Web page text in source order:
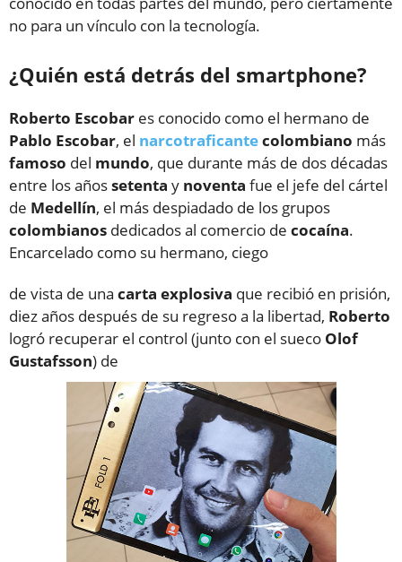
no para un vínculo con la tecnología.
¿Quién está detrás del smartphone?
Roberto Escobar es conocido como el hermano de
Pablo Escobar, el narcotraficantecolombiano más
famoso del mundo, que durante más de dos décadas
entre los añossetenta y noventa fue el jefe del cártel
de Medellín, el más despiadado de los grupos
colombianos dedicados al comercio de cocaína.
Encarcelado como su hermano, ciego
de vista de una carta explosiva que recibió en prisión,
diez años después de su regreso a la libertad, Roberto
logró recuperar el control (junto con el sueco Olof
Gustafsson) de